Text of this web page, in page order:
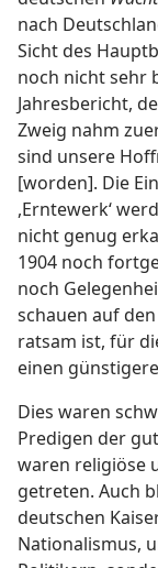
nach
Sicht des
noch nicht sehr
Jahresbericht,
Zweig nahm
sind unsere
[worden]. Die
,Erntewerk‘
nicht genug
1904 noch
noch
schauen auf
ratsam ist, für
einen
Dies waren
Predigen der
waren religiöse
getreten. Auch
deutschen
Nationalismus,